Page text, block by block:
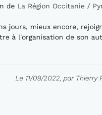
de La Région Occitanie /
jours, mieux encore,
à l'organisation de son
Le 11/09/2022, par Thierry